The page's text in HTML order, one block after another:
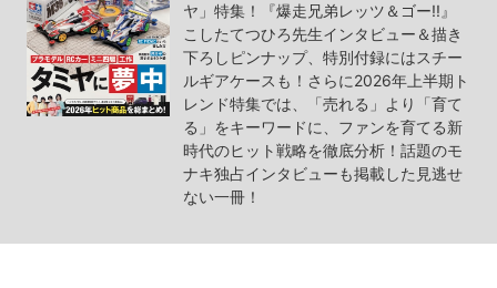
ヤ」特集！『爆走兄弟レッツ＆ゴー!!』
こしたてつひろ先生インタビュー＆描き
下ろしピンナップ、特別付録にはスチー
ルギアケースも！さらに2026年上半期ト
レンド特集では、「売れる」より「育て
る」をキーワードに、ファンを育てる新
時代のヒット戦略を徹底分析！話題のモ
ナキ独占インタビューも掲載した見逃せ
ない一冊！